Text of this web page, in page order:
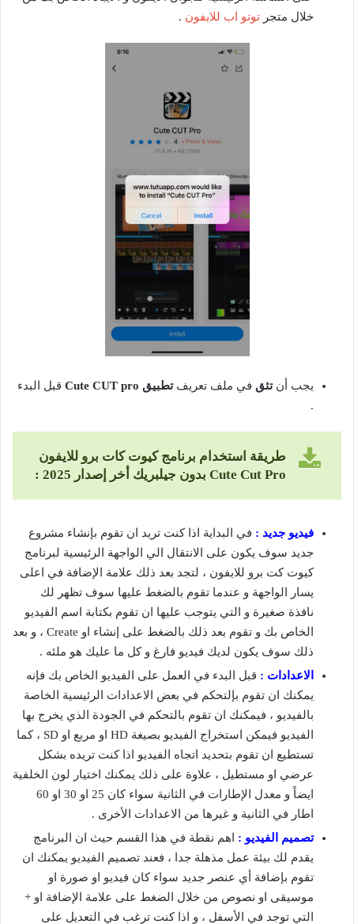
خلال متجر توتو اب للايفون .
يجب أنتثق في ملف تعريفتطبيق Cute CUT pro قبل البدء
.
طريقة استخدام برنامج كيوت كات برو للايفون
Cute Cut Pro بدون جيلبريك أخر إصدار 2025 :
فيديو جديد : في البداية اذا كنت تريد ان تقوم بإنشاء مشروع
جديد سوف يكون على الانتقال الي الواجهة الرئيسية لبرنامج
كيوت كت برو للايفون ، لتجد بعد ذلك علامة الإضافة في اعلى
يسار الواجهة و عندما تقوم بالضغط عليها سوف تظهر لك
نافذة صغيرة و التي يتوجب عليها ان تقوم بكتابة اسم الفيديو
الخاص بك و تقوم بعد ذلك بالضغط على إنشاء او Create ، و بعد
ذلك سوف يكون لديك فيديو فارغ و كل ما عليك هو ملئه .
الاعدادات : قبل البدء في العمل على الفيديو الخاص بك فإنه
يمكنك ان تقوم بإلتحكم في بعض الاعدادات الرئيسية الخاصة
بالفيديو ، فيمكنك ان تقوم بالتحكم في الجودة الذي يخرج بها
الفيديو فيمكن استخراج الفيديو بصيغة HD او مربع او SD ، كما
تستطيع ان تقوم بتحديد اتجاه الفيديو اذا كنت تريده بشكل
عرضي او مستطيل ، علاوة على ذلك يمكنك اختيار لون الخلفية
ايضاً و معدل الإطارات في الثانية سواء كان 25 او 30 او 60
اطار في الثانية و غيرها من الاعدادات الأخرى .
تصميم الفيديو : اهم نقطة في هذا القسم حيث ان البرنامج
يقدم لك بيئة عمل مذهلة جدا ، فعند تصميم الفيديو يمكنك ان
تقوم بإضافة أي عنصر جديد سواء كان فيديو او صورة او
موسيقى او نصوص من خلال الضغط على علامة الإضافة او +
التي توجد في الأسفل ، و اذا كنت ترغب في التعديل على